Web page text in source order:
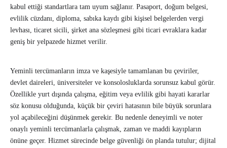
kabul ettiği standartlara tam uyum sağlanır. Pasaport, doğum belgesi,
evlilik cüzdanı, diploma, sabıka kaydı gibi kişisel belgelerden vergi
levhası, ticaret sicili, şirket ana sözleşmesi gibi ticari evraklara kadar
geniş bir yelpazede hizmet verilir.
Yeminli tercümanların imza ve kaşesiyle tamamlanan bu çeviriler,
devlet daireleri, üniversiteler ve konsolosluklarda sorunsuz kabul görür.
Özellikle yurt dışında çalışma, eğitim veya evlilik gibi hayati kararlar
söz konusu olduğunda, küçük bir çeviri hatasının bile büyük sorunlara
yol açabileceğini düşünmek gerekir. Bu nedenle deneyimli ve noter
onaylı yeminli tercümanlarla çalışmak, zaman ve maddi kayıpların
önüne geçer. Hizmet sürecinde belge güvenliği ön planda tutulur; dijital